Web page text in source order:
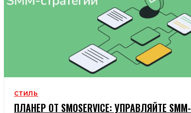
СТИЛЬ
ПЛАНЕР ОТ SMOSERVICE: УПРАВЛЯЙТЕ SMM-